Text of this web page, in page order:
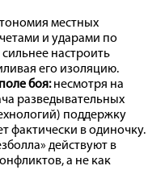
местных
и ударами по
настроить
его изоляцию.
боя:несмотря на
разведывательных
поддержку
фактически в одиночку.
действуют в
а не как